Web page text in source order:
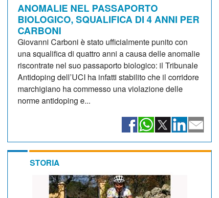
ANOMALIE NEL PASSAPORTO
BIOLOGICO, SQUALIFICA DI 4 ANNI PER
CARBONI
Giovanni Carboni è stato ufficialmente punito con
una squalifica di quattro anni a causa delle anomalie
riscontrate nel suo passaporto biologico: il Tribunale
Antidoping dell’UCI ha infatti stabilito che il corridore
marchigiano ha commesso una violazione delle
norme antidoping e...
STORIA